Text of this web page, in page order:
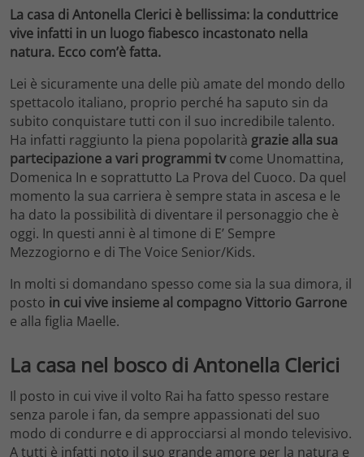
La casa di Antonella Clerici è bellissima: la conduttrice
vive infatti in un luogo fiabesco incastonato nella
natura. Ecco com’è fatta.
Lei è sicuramente una delle più amate del mondo dello
spettacolo italiano, proprio perché ha saputo sin da
subito conquistare tutti con il suo incredibile talento.
Ha infatti raggiunto la piena popolarità grazie alla sua
partecipazione a vari programmi tvcome Unomattina,
Domenica In e soprattutto La Prova del Cuoco. Da quel
momento la sua carriera è sempre stata in ascesa e le
ha dato la possibilità di diventare il personaggio che è
oggi. In questi anni è al timone di E’ Sempre
Mezzogiorno e di The Voice Senior/Kids.
In molti si domandano spesso come sia la sua dimora, il
posto in cui vive insieme al compagno Vittorio Garrone
e alla figlia Maelle.
La casa nel bosco di Antonella Clerici
Il posto in cui vive il volto Rai ha fatto spesso restare
senza parole i fan, da sempre appassionati del suo
modo di condurre e di approcciarsi al mondo televisivo.
A tutti è infatti noto il suo grande amore per la natura e